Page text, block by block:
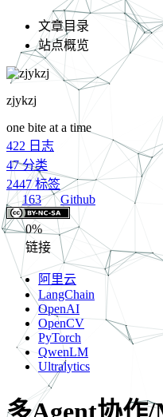
文章目录
站点概览
zjykzj
one bite at a time
422 日志
47 分类
2447 标签
163
Github
0%
链接
阿里云
LangChain
OpenAI
OpenCV
PyTorch
QwenLM
Ultralytics